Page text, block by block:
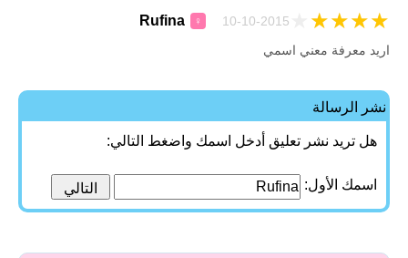
Rufina ♀ 10-10-2015 ★
★
★
★
اريد معرفة معني اسمي
نشر الرسالة
هل تريد نشر تعليق أدخل اسمك واضغط التالي:
اسمك الأول: